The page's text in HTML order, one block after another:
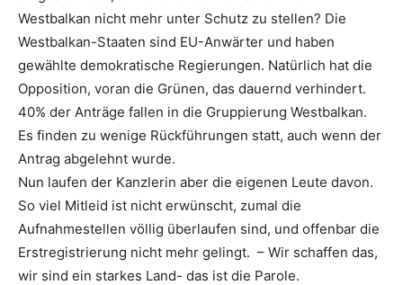
Westbalkan nicht mehr unter Schutz zu stellen? Die
Westbalkan-Staaten sind EU-Anwärter und haben
gewählte demokratische Regierungen. Natürlich hat die
Opposition, voran die Grünen, das dauernd verhindert.
40% der Anträge fallen in die Gruppierung Westbalkan.
Es finden zu wenige Rückführungen statt, auch wenn der
Antrag abgelehnt wurde.
Nun laufen der Kanzlerin aber die eigenen Leute davon.
So viel Mitleid ist nicht erwünscht, zumal die
Aufnahmestellen völlig überlaufen sind, und offenbar die
Erstregistrierung nicht mehr gelingt. – Wir schaffen das,
wir sind ein starkes Land- das ist die Parole.